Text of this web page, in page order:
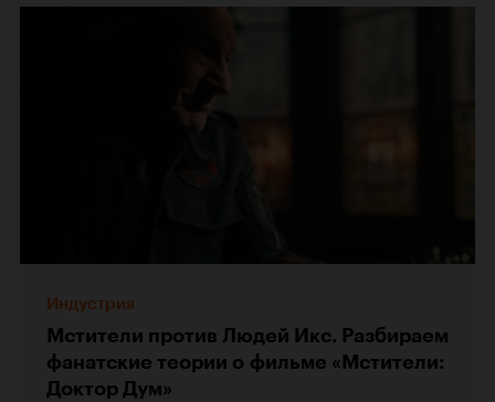
Индустрия
Мстители против Людей Икс. Разбираем
фанатские теории о фильме «Мстители:
Доктор Дум»